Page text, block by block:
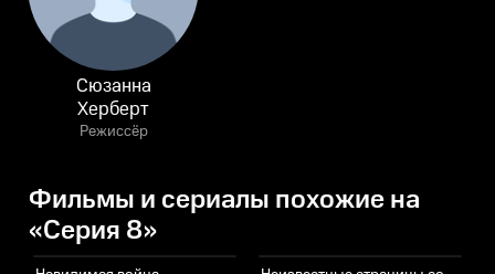
Сюзанна
Херберт
Режиссёр
Фильмы и сериалы похожие на
«Серия 8»